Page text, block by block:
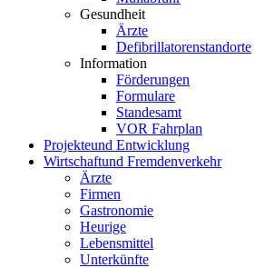
Gesundheit
Ärzte
Defibrillatorenstandorte
Information
Förderungen
Formulare
Standesamt
VOR Fahrplan
Projekteund Entwicklung
Wirtschaftund Fremdenverkehr
Ärzte
Firmen
Gastronomie
Heurige
Lebensmittel
Unterkünfte